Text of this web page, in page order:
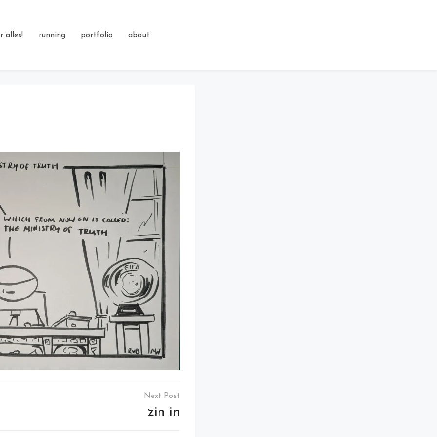
alles! running portfolio about
zin in